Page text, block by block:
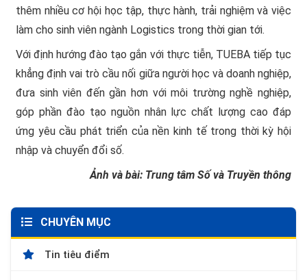
thêm nhiều cơ hội học tập, thực hành, trải nghiệm và việc
làm cho sinh viên ngành Logistics trong thời gian tới.
Với định hướng đào tạo gắn với thực tiễn, TUEBA tiếp tục
khẳng định vai trò cầu nối giữa người học và doanh nghiệp,
đưa sinh viên đến gần hơn với môi trường nghề nghiệp,
góp phần đào tạo nguồn nhân lực chất lượng cao đáp
ứng yêu cầu phát triển của nền kinh tế trong thời kỳ hội
nhập và chuyển đổi số.
Ảnh và bài: Trung tâm Số và Truyền thông
CHUYÊN MỤC
Tin tiêu điểm